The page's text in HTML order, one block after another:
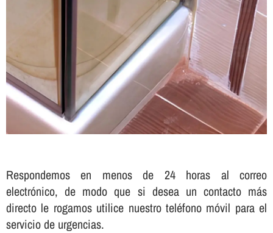
Respondemos en menos de 24 horas al correo
electrónico, de modo que si desea un contacto más
directo le rogamos utilice nuestro teléfono móvil para el
servicio de urgencias.